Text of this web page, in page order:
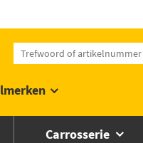
Carrosserie